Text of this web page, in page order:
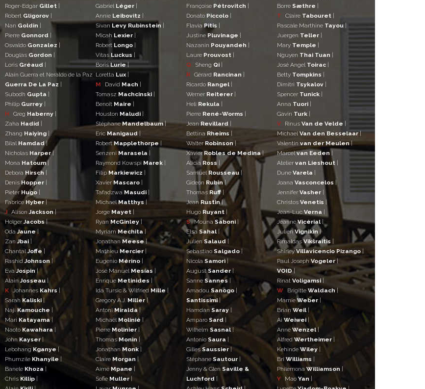
Roger-Edgar Gillet |
Robert Gligorov |
Nan Goldin |
Pierre Gonnord |
Osvaldo Gonzalez |
Douglas Gordon |
Loris Gréaud |
Alain Guerra et Neraldo de la Paz
Guerra De La Paz |
Subodh Gupta |
Philip Gurrey |
H
Greg Haberny |
Zaha Hadid |
Zhang Haiying |
Bilal Hamdad|
Nicholas Harper|
Mona Hatoum|
Debora Hirsch |
Denis Hopper |
Pieter Hugo |
Fabrice Hyber|
J Alison Jackson|
Holger Jacobs|
OdaJaune |
Zan Jbai|
Chantal Joffe |
RashidJohnson|
EvaJospin |
AlainJosseau |
K
Johannes Kahrs |
Sarah Kaliski |
Naji Kamouche |
Mari Katayama |
Naoto Kawahara |
John Kayser |
Lebohang Kganye |
Phumzile Khanyile |
Banele Khoza |
Chris Killip |
Gabriel Léger |
Annie Leibovitz |
Sivan Levy Rubinstein |
Micah Lexier |
Robert Longo |
Vitas Luckus |
BorisLurie|
Loretta Lux |
M
David Mach |
Tomasz Machcinski |
Benoît Maire |
Houston Maludi |
StéphaneMandelbaum|
Eric Manigaud |
RobertMapplethorpe |
Senzeni Marasela |
Raymond Kowspi Marek |
Filip Markiewicz |
Xavier Mascaro |
Tafadzwa Masudi |
MichaelMatthys|
Jorge Mayet |
Ryan McGinley |
Myriam Mechita |
JonathanMeese|
Mathieu Mercier |
Eugenio Mérino |
José Manuel Mesías |
Enrique Metinides |
Ida Tursic & WilfriedMille |
Gregory A.J. Miller|
AntoniMiralda |
Michaël Molinié |
Pierre Molinier |
Thomas Monin |
Jonathan Monk|
Claire Morgan |
Aimé Mpane |
Sofie Muller |
Françoise Pétrovitch |
Donato Piccolo |
Flavia Pitis |
Justine Pluvinage |
Nazanin Pouyandeh |
Laure Prouvost |
Q
Sheng Qi |
R Gérard Rancinan |
Ricardo Rangel |
Werner Reiterer |
Heli Rekula |
Pierre René-Worms |
Jean Revillard |
Bettina Rheims |
Walter Robinson|
Xavier Robles de Medina |
Alicia Ross |
Samuel Rousseau |
Gideon Rubin|
ThomasRuff|
Jean Rustin|
Hugo Ruyant |
S Mouna Saboni |
Elsa Sahal |
JulienSalaud |
Sebastiao Salgado |
Nicola Samorì |
AugustSander |
Sanne Sannes |
Amadou Sanogo |
Santissimi |
Hamdan Saray |
Amparo Sard |
Wilhelm Sasnal |
Antonio Saura |
Gilles Saussier|
Stéphane Sautour |
Jenny & Glen Saville &
Luchford |
Borre Sæthre |
T
Claire Tabouret |
Pascale Marthine Tayou |
Juergen Teller |
Mary Temple |
Nguyen Thai Tuan |
José Angel Toirac |
Betty Tompkins |
Dimitri Tsykalov |
Spencer Tunick |
Anna Tuori |
Gavin Turk |
V
Rinus Van de Velde |
Michael Van den Besselaar|
Valentin van der Meulen|
Marcelvan Eeden|
Atelier van Lieshout |
Dune Varela |
Joana Vasconcelos |
Jennifer Vasher |
Christos Venetis |
Jean-Luc Verna |
JeanneVicérial |
JulienVignikin |
RimaldasVikšraitis |
ShirleyVillavicencio Pizango |
Paul Joseph Vogeler |
VOID|
Rinat Voligamsi |
W
Brigitte Waldach|
Marnie Weber |
Brian Weil |
Ai Weiwei |
Anne Wenzel|
Alfred Wertheimer |
Kehinde Wiley |
Bri Williams |
Philemona Williamson |
Y
Mao Yan |